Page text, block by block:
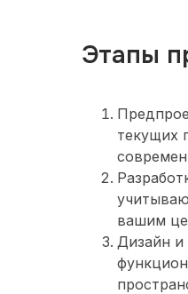
Этапы
текущих
вашим
Дизайн и